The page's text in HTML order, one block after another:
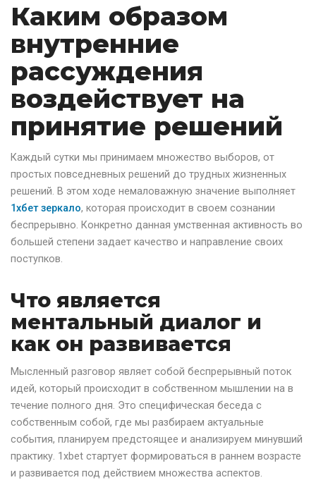
Каким образом
внутренние
рассуждения
воздействует на
принятие решений
Каждый сутки мы принимаем множество выборов, от
простых повседневных решений до трудных жизненных
решений. В этом ходе немаловажную значение выполняет
1хбет зеркало, которая происходит в своем сознании
беспрерывно. Конкретно данная умственная активность во
большей степени задает качество и направление своих
поступков.
Что является
ментальный диалог и
как он развивается
Мысленный разговор являет собой беспрерывный поток
идей, который происходит в собственном мышлении на в
течение полного дня. Это специфическая беседа с
собственным собой, где мы разбираем актуальные
события, планируем предстоящее и анализируем минувший
практику. 1xbet стартует формироваться в раннем возрасте
и развивается под действием множества аспектов.